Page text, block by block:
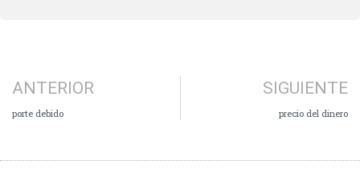
ANTERIOR
porte debido
SIGUIENTE
precio del dinero